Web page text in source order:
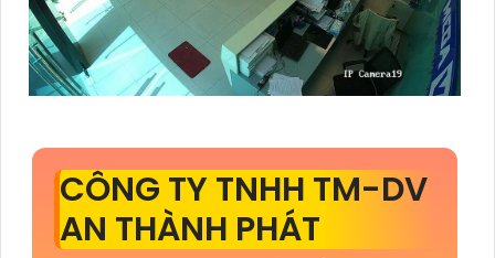
CÔNG TY TNHH TM-DV
AN THÀNH PHÁT